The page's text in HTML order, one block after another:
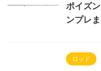
ポイズ
ンプレ
ロッド